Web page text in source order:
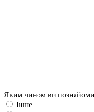
Яким чином ви
Інше